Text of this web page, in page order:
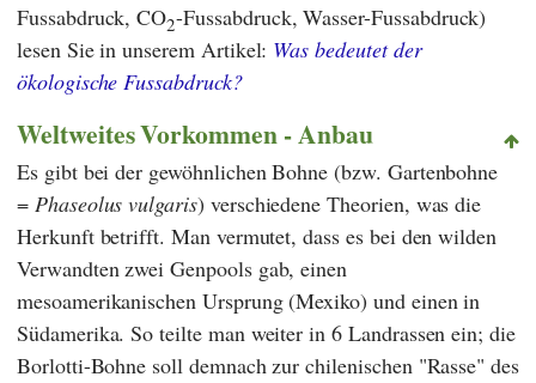
Fussabdruck, CO2-Fussabdruck, Wasser-Fussabdruck)
lesen Sie in unserem Artikel: Was bedeutet der
ökologische Fussabdruck?
Weltweites Vorkommen - Anbau
Es gibt bei der gewöhnlichen Bohne (bzw. Gartenbohne
= Phaseolus vulgaris) verschiedene Theorien, was die
Herkunft betrifft. Man vermutet, dass es bei den wilden
Verwandten zwei Genpools gab, einen
mesoamerikanischen Ursprung (Mexiko) und einen in
Südamerika. So teilte man weiter in 6 Landrassen ein; die
Borlotti-Bohne soll demnach zur chilenischen "Rasse" des